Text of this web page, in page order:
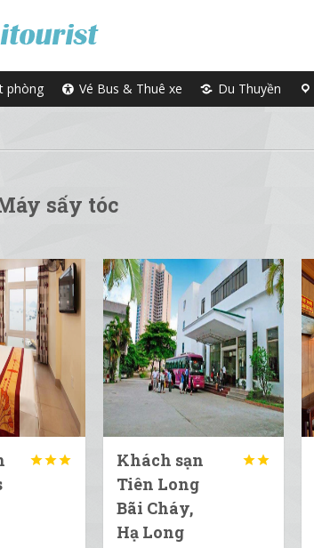
phòng Vé Bus & Thuê xe Du Thuyền
sấy tóc

Khách sạn
Tiên Long
Bãi Cháy,
Hạ Long
